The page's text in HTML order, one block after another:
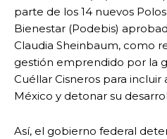
parte de los 14 nuevos
Bienestar (Podebis)
Claudia Sheinbaum, como
gestión emprendido por la
Cuéllar Cisneros para incluir
México y detonar su
Así, el gobierno federal